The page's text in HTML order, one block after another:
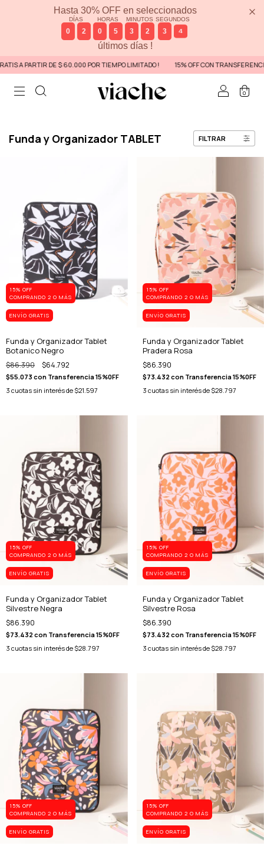
Hasta 30% OFF en seleccionados
DÍAS
0 2
HORAS
0 5
MINUTOS
3 2
SEGUNDOS
3 3
últimos días !
DE $ 60.000 POR TIEMPO LIMITADO ! 15% OFF CON TRANSFERENCIA 3
0
Funda y Organizador TABLET FILTRAR
15% OFF
COMPRANDO 2 O MÁS
ENVÍO GRATIS
Funda y Organizador Tablet
Botanico Negro
$86.390 $64.792
$55.073con Transferencia 15%0FF
3 cuotas sin interés de $21.597
15% OFF
COMPRANDO 2 O MÁS
ENVÍO GRATIS
Funda y Organizador Tablet
Pradera Rosa
$86.390
$73.432 con Transferencia 15%0FF
3 cuotas sin interés de $28.797
15% OFF
COMPRANDO 2 O MÁS
ENVÍO GRATIS
Funda y Organizador Tablet
Silvestre Negra
$86.390
$73.432con Transferencia 15%0FF
3 cuotas sin interés de $28.797
15% OFF
COMPRANDO 2 O MÁS
ENVÍO GRATIS
Funda y Organizador Tablet
Silvestre Rosa
$86.390
$73.432con Transferencia 15%0FF
3 cuotas sin interés de $28.797
15% OFF
COMPRANDO 2 O MÁS
ENVÍO GRATIS
15% OFF
COMPRANDO 2 O MÁS
ENVÍO GRATIS